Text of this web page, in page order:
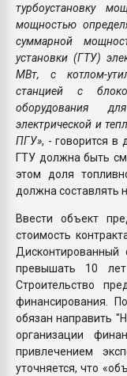
турбоустановку
мощностью
суммарной
установки (ГТУ)
МВт, с котлом-
станцией с
оборудования
электрической и
ПГУ», - говорится в
ГТУ должна быть
этом доля
должна составлять
Ввести объект
стоимость
Дисконтированный
превышать 10
Строительство
финансирования.
обязан направить
организации
привлечением
уточняется, что